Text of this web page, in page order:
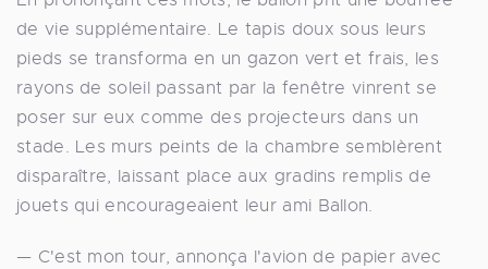
de vie supplémentaire. Le tapis doux sous leurs
pieds se transforma en un gazon vert et frais, les
rayons de soleil passant par la fenêtre vinrent se
poser sur eux comme des projecteurs dans un
stade. Les murs peints de la chambre semblèrent
disparaître, laissant place aux gradins remplis de
jouets qui encourageaient leur ami Ballon.
— C'est mon tour, annonça l'avion de papier avec